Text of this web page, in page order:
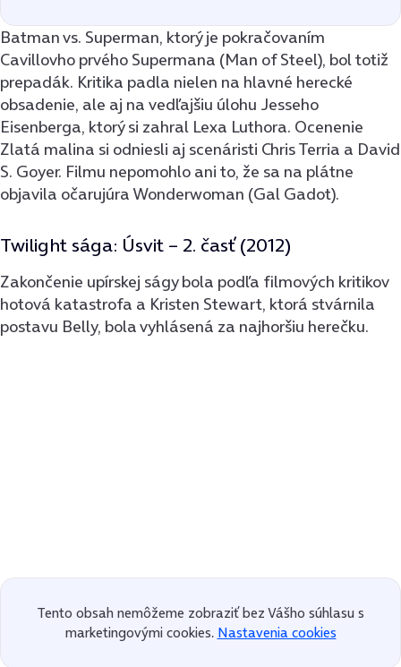
Batman vs. Superman, ktorý je pokračovaním
Cavillovho prvého Supermana (Man of Steel), bol totiž
prepadák. Kritika padla nielen na hlavné herecké
obsadenie, ale aj na vedľajšiu úlohu Jesseho
Eisenberga, ktorý si zahral Lexa Luthora. Ocenenie
Zlatá malina si odniesli aj scenáristi Chris Terria a David
S. Goyer. Filmu nepomohlo ani to, že sa na plátne
objavila očarujúra Wonderwoman (Gal Gadot).
Twilight sága: Úsvit – 2. časť (2012)
Zakončenie upírskej ságy bola podľa filmových kritikov
hotová katastrofa a Kristen Stewart, ktorá stvárnila
postavu Belly, bola vyhlásená za najhoršiu herečku.
Tento obsah nemôžeme zobraziť bez Vášho súhlasu s
marketingovými cookies. Nastavenia cookies